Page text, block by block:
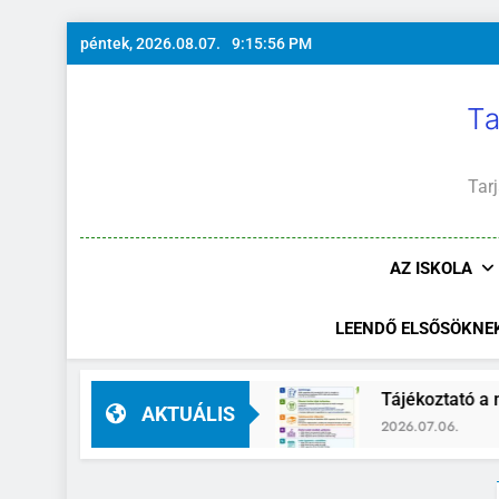
Ugrás
a
péntek, 2026.08.07. 9:15:56 PM
AZ ISKOLA
LEENDŐ
AKTUÁLIS
– főigazgató-helyettes Tájékoztató a
2026.07.06.